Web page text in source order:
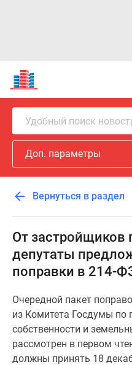
Новостройки
Квартиры
Ипотека
Новостройки
Москвы
Новостройки
Подмосковья
Новостройки
Москвы
Готовые
новостройки
Новостройки
карте
предложения
Коммерческие
помещения
Продавцы
Удобный поиск
Доп. параметры
Вернуться в раздел
От застройщиков
депутаты
поправки в 214-
Очередной пакет
из Комитета Госдумы по
собственности и
рассмотрен в первом
должны принять 18